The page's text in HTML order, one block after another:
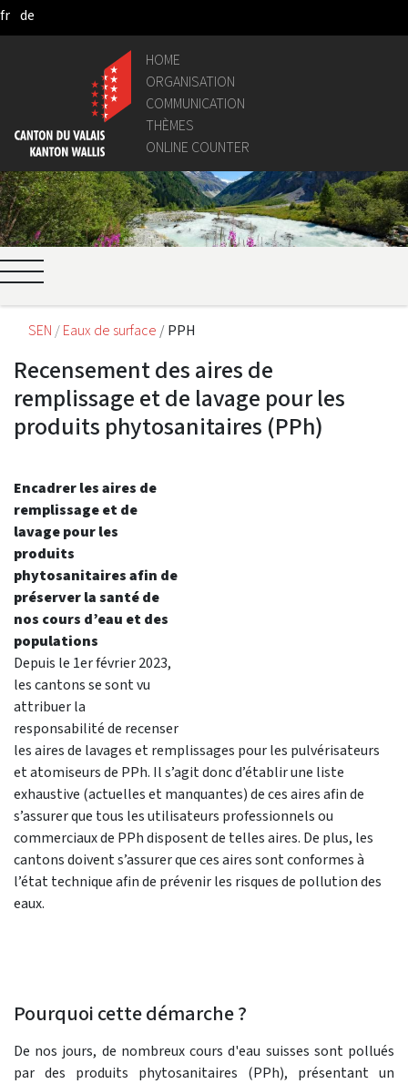
Skip to Main Content
fr de
HOME
ORGANISATION
COMMUNICATION
THÈMES
ONLINE COUNTER
SEN Eaux de surface PPH
Recensement des aires de
remplissage et de lavage pour les
produits phytosanitaires (PPh)
Encadrer les aires de
remplissage et de
lavage pour les
produits
phytosanitaires afin de
préserver la santé de
nos cours d’eau et des
populations
Depuis le 1er février 2023,
les cantons se sont vu
attribuer la
responsabilité de recenser
les aires de lavages et remplissages pour les pulvérisateurs
et atomiseurs de PPh. Il s’agit donc d’établir une liste
exhaustive (actuelles et manquantes) de ces aires afin de
s’assurer que tous les utilisateurs professionnels ou
commerciaux de PPh disposent de telles aires. De plus, les
cantons doivent s’assurer que ces aires sont conformes à
l’état technique afin de prévenir les risques de pollution des
eaux.
Pourquoi cette démarche ?
De nos jours, de nombreux cours d'eau suisses sont pollués
par des produits phytosanitaires (PPh), présentant un